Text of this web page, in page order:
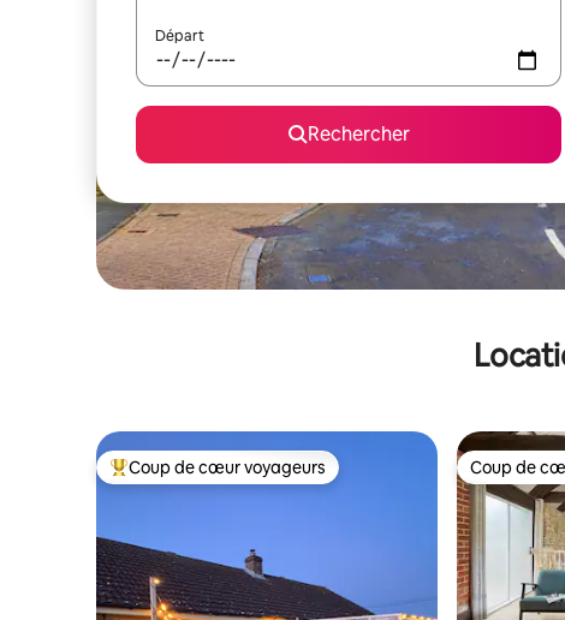
Départ
Rechercher
Coups de cœur voyageurs les plus appréciés
Coup de cœur voyageurs Coup de
Coup de